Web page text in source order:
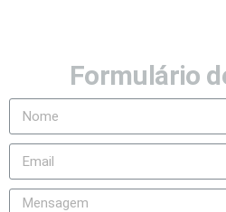
Formulário